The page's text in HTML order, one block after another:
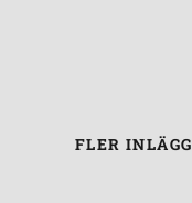
FLER INLÄGG